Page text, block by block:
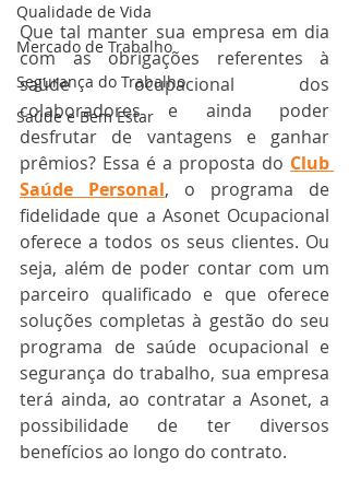
Qualidade de Vida
Mercado de Trabalho
Segurança do Trabalho
Saúde e Bem Estar
Que tal manter sua empresa em dia
com as obrigações referentes à
saúde ocupacional dos
colaboradores e ainda poder
desfrutar de vantagens e ganhar
prêmios? Essa é a proposta do Club
Saúde Personal, o programa de
fidelidade que a Asonet Ocupacional
oferece a todos os seus clientes. Ou
seja, além de poder contar com um
parceiro qualificado e que oferece
soluções completas à gestão do seu
programa de saúde ocupacional e
segurança do trabalho, sua empresa
terá ainda, ao contratar a Asonet, a
possibilidade de ter diversos
benefícios ao longo do contrato.